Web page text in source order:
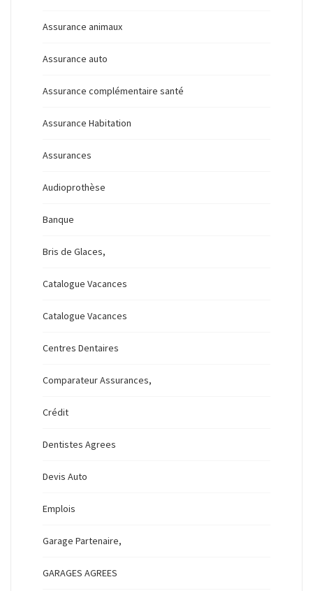
Assurance animaux
Assurance auto
Assurance complémentaire santé
Assurance Habitation
Assurances
Audioprothèse
Banque
Bris de Glaces,
Catalogue Vacances
Catalogue Vacances
Centres Dentaires
Comparateur Assurances,
Crédit
Dentistes Agrees
Devis Auto
Emplois
Garage Partenaire,
GARAGES AGREES